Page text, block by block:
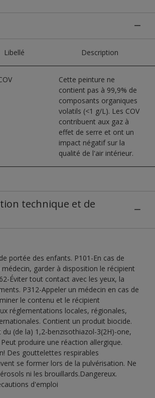
Libellé Description
Cette peinture ne
contient pas à 99,9% de
composants organiques
volatils (<1 g/L). Les COV
contribuent aux gaz à
effet de serre et ont un
impact négatif sur la
qualité de l'air intérieur.
technique et de
portée des enfants. P101-En cas de
médecin, garder à disposition le récipient
Éviter tout contact avec les yeux, la
P312-Appeler un médecin en cas de
le contenu et le récipient
réglementations locales, régionales,
Contient un produit biocide.
du (de la) 1,2-benzisothiazol-3(2H)-one,
produire une réaction allergique.
Des gouttelettes respirables
se former lors de la pulvérisation. Ne
ni les brouillards.Dangereux.
d'emploi